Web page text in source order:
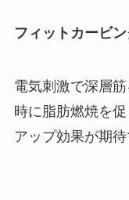
フィットカービン
電気刺激で深層
時に脂肪燃焼を
アップ効果が期待